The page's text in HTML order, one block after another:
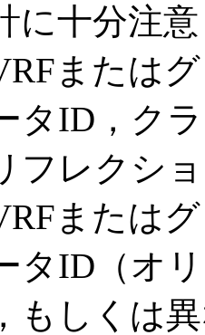
に十分注
または
タID，ク
フレクシ
または
タID（オ
もしくは